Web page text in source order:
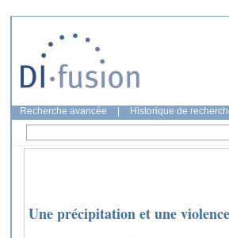
Recherche avancée Historique de
Une précipitation et une